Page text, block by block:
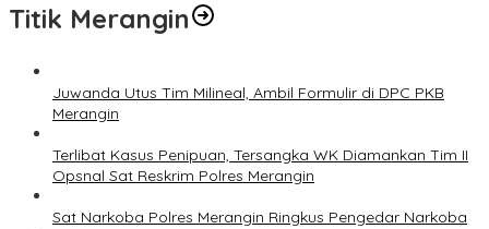
Titik Merangin
Juwanda Utus Tim Milineal, Ambil Formulir di DPC PKB
Merangin
Terlibat Kasus Penipuan, Tersangka WK Diamankan Tim II
Opsnal Sat Reskrim Polres Merangin
Sat Narkoba Polres Merangin Ringkus Pengedar Narkoba